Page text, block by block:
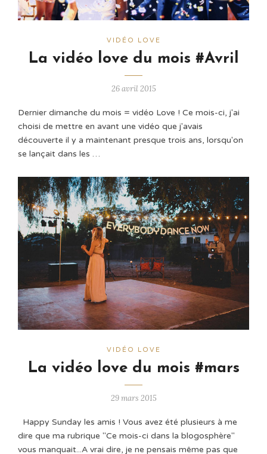
VIDÉO LOVE
La vidéo love du mois #Avril
26 avril 2015
Dernier dimanche du mois = vidéo Love ! Ce mois-ci, j'ai
choisi de mettre en avant une vidéo que j'avais
découverte il y a maintenant presque trois ans, lorsqu'on
se lançait dans les …
VIDÉO LOVE
La vidéo love du mois #mars
29 mars 2015
Happy Sunday les amis ! Vous avez été plusieurs à me
dire que ma rubrique "Ce mois-ci dans la blogosphère"
vous manquait...A vrai dire, je ne pensais même pas que